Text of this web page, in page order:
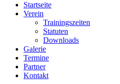
Startseite
Verein
Trainingszeiten
Statuten
Downloads
Galerie
Termine
Partner
Kontakt